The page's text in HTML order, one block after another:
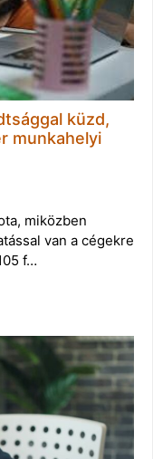
küzd,
munkahelyi
miközben
van a cégekre
f…